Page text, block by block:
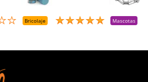
Bricolaje Mascotas